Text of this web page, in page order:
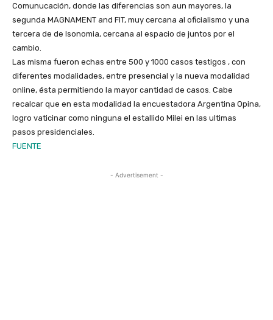
Comunucación, donde las diferencias son aun mayores, la
segunda MAGNAMENT and FIT, muy cercana al oficialismo y una
tercera de de Isonomia, cercana al espacio de juntos por el
cambio.
Las misma fueron echas entre 500 y 1000 casos testigos , con
diferentes modalidades, entre presencial y la nueva modalidad
online, ésta permitiendo la mayor cantidad de casos. Cabe
recalcar que en esta modalidad la encuestadora Argentina Opina,
logro vaticinar como ninguna el estallido Milei en las ultimas
pasos presidenciales.
FUENTE
- Advertisement -